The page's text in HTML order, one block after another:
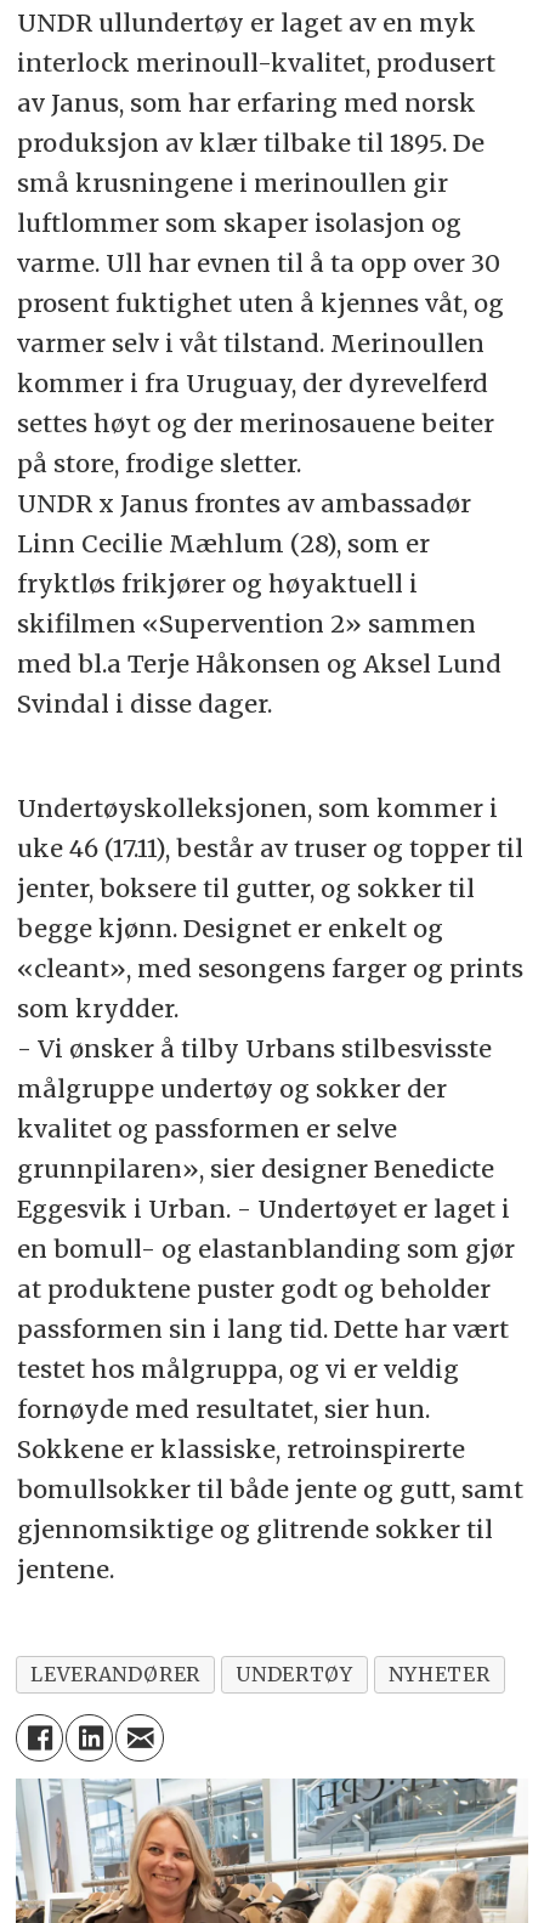
UNDR ullundertøy er laget av en myk
interlock merinoull-kvalitet, produsert
av Janus, som har erfaring med norsk
produksjon av klær tilbake til 1895. De
små krusningene i merinoullen gir
luftlommer som skaper isolasjon og
varme. Ull har evnen til å ta opp over 30
prosent fuktighet uten å kjennes våt, og
varmer selv i våt tilstand. Merinoullen
kommer i fra Uruguay, der dyrevelferd
settes høyt og der merinosauene beiter
på store, frodige sletter.
UNDR x Janus frontes av ambassadør
Linn Cecilie Mæhlum (28), som er
fryktløs frikjører og høyaktuell i
skifilmen «Supervention 2» sammen
med bl.a Terje Håkonsen og Aksel Lund
Svindal i disse dager.
Undertøyskolleksjonen, som kommer i
uke 46 (17.11), består av truser og topper til
jenter, boksere til gutter, og sokker til
begge kjønn. Designet er enkelt og
«cleant», med sesongens farger og prints
som krydder.
- Vi ønsker å tilby Urbans stilbesvisste
målgruppe undertøy og sokker der
kvalitet og passformen er selve
grunnpilaren», sier designer Benedicte
Eggesvik i Urban. - Undertøyet er laget i
en bomull- og elastanblanding som gjør
at produktene puster godt og beholder
passformen sin i lang tid. Dette har vært
testet hos målgruppa, og vi er veldig
fornøyde med resultatet, sier hun.
Sokkene er klassiske, retroinspirerte
bomullsokker til både jente og gutt, samt
gjennomsiktige og glitrende sokker til
jentene.
LEVERANDØRER UNDERTØY NYHETER